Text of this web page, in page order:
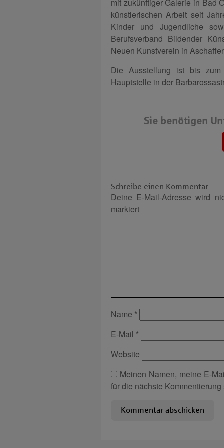
mit zukünftiger Galerie in Bad
künstlerischen Arbeit seit
Kinder und Jugendliche
Berufsverband Bildender
Neuen Kunstverein in
Die Ausstellung ist bis
Hauptstelle in der
Sie benötigen
Schreibe einen Kommentar
Deine E-Mail-Adresse wird
markiert
Name *
E-Mail *
Website
Meinen Namen, meine E-
für die nächste Kommentierung